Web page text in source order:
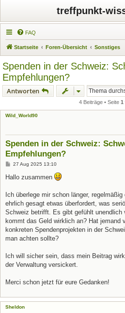
treffpunkt-
FAQ
Startseite Foren-Übersicht Sonstiges
Spenden in der Schweiz:
Empfehlungen?
Antworten
4 Beiträge • Seite 1
Wild_World90
Spenden in der Schweiz:
Empfehlungen?
B
i
t
a
g
27 Aug 2025 13:10
Hallo zusammen
Ich überlege mir schon länger,
ehrlich gesagt etwas überfordert, was
Schweiz betrifft. Es gibt gefühlt unendlich
kommt das Geld wirklich an? Hat jemand
konkreten Spendenprojekten in der
man achten sollte?
Ich will sicher sein, dass mein Beitrag
der Verwaltung versickert.
Merci schon jetzt für eure Gedanken!
Sheldon